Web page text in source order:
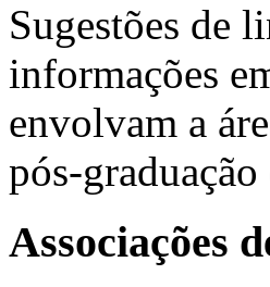
Sugestões de
informações
envolvam a
pós-graduação
Associações